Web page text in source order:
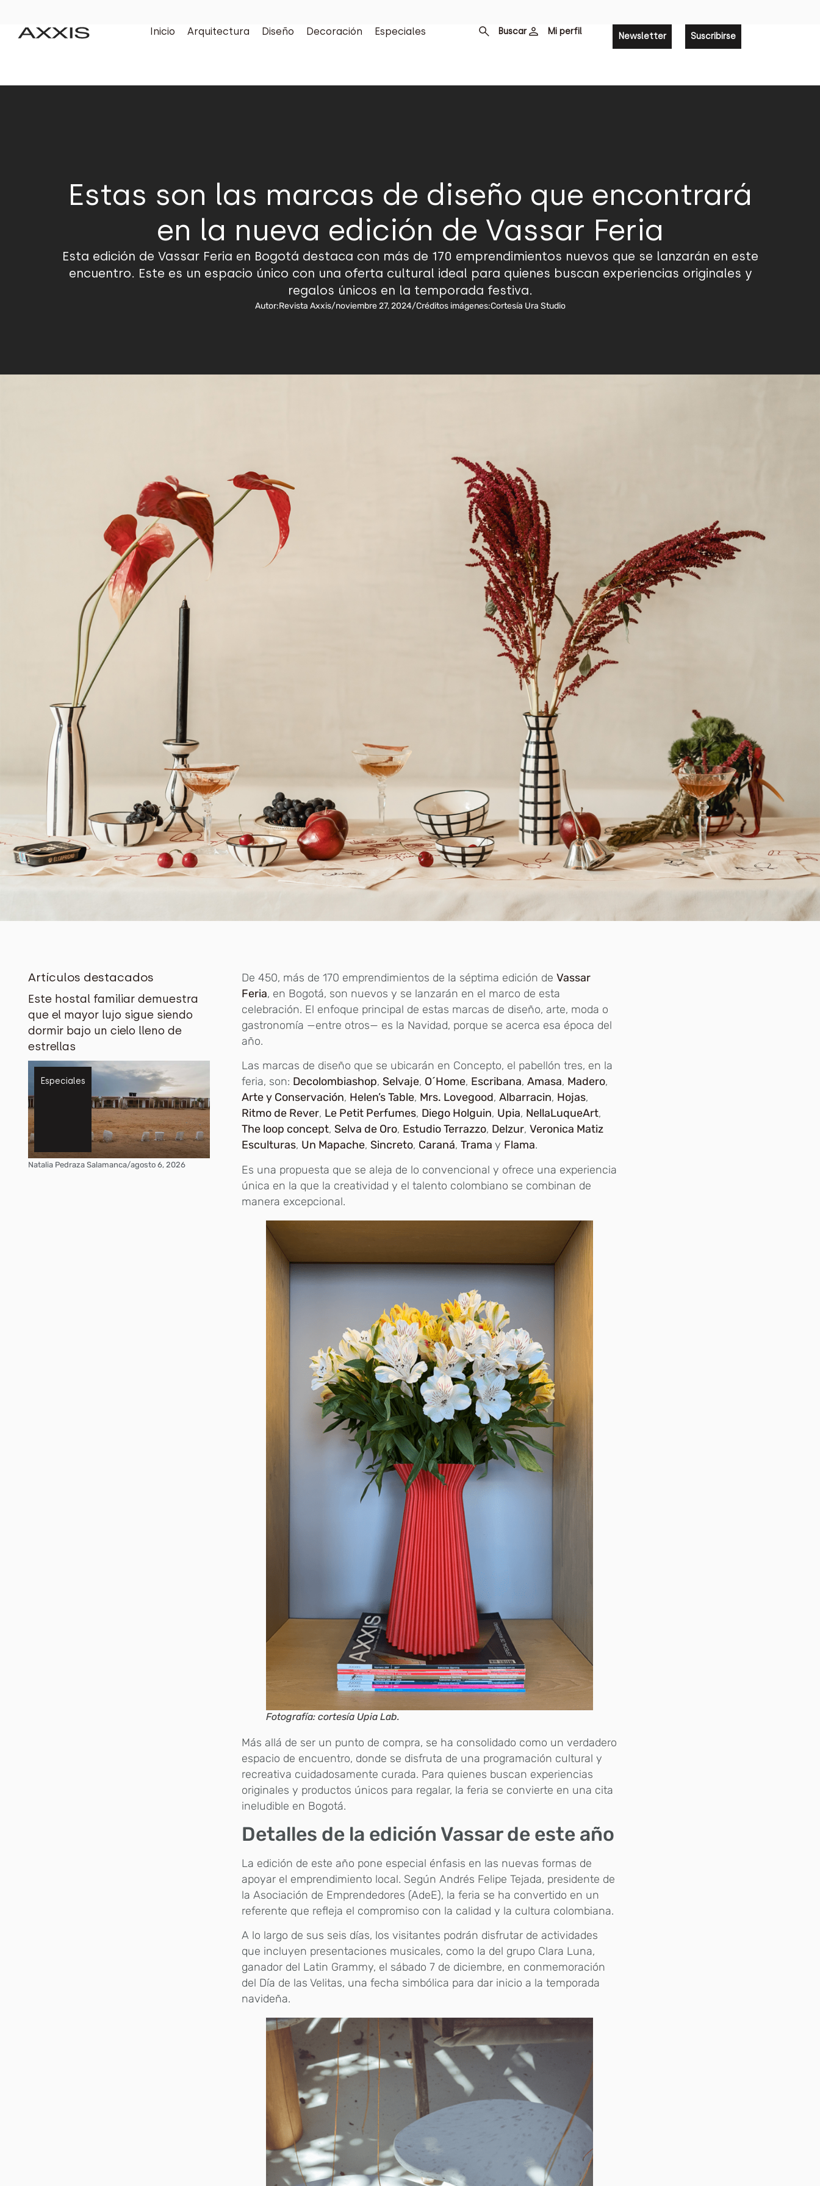
Inicio Arquitectura Diseño Decoración Especiales Buscar Mi perfil Newsletter Suscribirse
Estas son las marcas de diseño que encontrará
en la nueva edición de Vassar Feria
Esta edición de Vassar Feria en Bogotá destaca con más de 170 emprendimientos nuevos que se lanzarán en este
encuentro. Este es un espacio único con una oferta cultural ideal para quienes buscan experiencias originales y
regalos únicos en la temporada festiva.
Autor:Revista Axxis/noviembre 27, 2024/Créditos imágenes:Cortesía Ura Studio
Artículos destacados
Este hostal familiar demuestra
que el mayor lujo sigue siendo
dormir bajo un cielo lleno de
estrellas
Especiales
Natalia Pedraza Salamanca/agosto 6, 2026
De 450, más de 170 emprendimientos de la séptima edición deVassar
Feria, en Bogotá, son nuevos y se lanzarán en el marco de esta
celebración. El enfoque principal de estas marcas de diseño, arte, moda o
gastronomía —entre otros— es la Navidad, porque se acerca esa época del
año.
Las marcas de diseño que se ubicarán en Concepto, el pabellón tres, en la
feria, son: Decolombiashop, Selvaje, O´Home, Escribana,Amasa, Madero,
Arte y Conservación, Helen’s Table, Mrs. Lovegood,Albarracin, Hojas,
Ritmo de Rever, Le Petit Perfumes, Diego Holguin, Upia, NellaLuqueArt,
The loop concept, Selva de Oro, Estudio Terrazzo, Delzur,Veronica Matiz
Esculturas, Un Mapache, Sincreto, Caraná,Tramay Flama.
Es una propuesta que se aleja de lo convencional y ofrece una experiencia
única en la que la creatividad y el talento colombiano se combinan de
manera excepcional.
Fotografía: cortesía Upia Lab.
Más allá de ser un punto de compra, se ha consolidado como un verdadero
espacio de encuentro, donde se disfruta de una programación cultural y
recreativa cuidadosamente curada. Para quienes buscan experiencias
originales y productos únicos para regalar, la feria se convierte en una cita
ineludible en Bogotá.
Detalles de la edición Vassar de este año
La edición de este año pone especial énfasis en las nuevas formas de
apoyar el emprendimiento local. Según Andrés Felipe Tejada, presidente de
la Asociación de Emprendedores (AdeE), la feria se ha convertido en un
referente que refleja el compromiso con la calidad y la cultura colombiana.
A lo largo de sus seis días, los visitantes podrán disfrutar de actividades
que incluyen presentaciones musicales, como la del grupo Clara Luna,
ganador del Latin Grammy, el sábado 7 de diciembre, en conmemoración
del Día de las Velitas, una fecha simbólica para dar inicio a la temporada
navideña.